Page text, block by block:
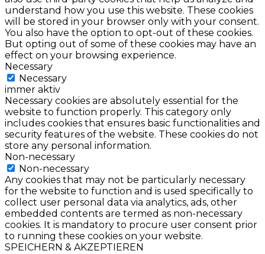
understand how you use this website. These cookies
will be stored in your browser only with your consent.
You also have the option to opt-out of these cookies.
But opting out of some of these cookies may have an
effect on your browsing experience.
Necessary
Necessary
immer aktiv
Necessary cookies are absolutely essential for the
website to function properly. This category only
includes cookies that ensures basic functionalities and
security features of the website. These cookies do not
store any personal information.
Non-necessary
Non-necessary
Any cookies that may not be particularly necessary
for the website to function and is used specifically to
collect user personal data via analytics, ads, other
embedded contents are termed as non-necessary
cookies. It is mandatory to procure user consent prior
to running these cookies on your website.
SPEICHERN & AKZEPTIEREN